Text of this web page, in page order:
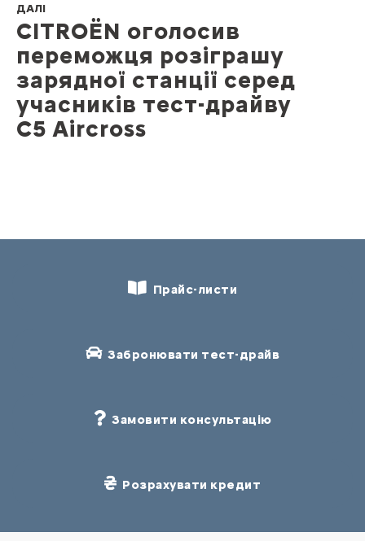
ДАЛІ
CITROËN оголосив
переможця розіграшу
зарядної станції серед
учасників тест-драйву
C5 Aircross
Прайс-листи
Забронювати тест-драйв
Замовити консультацію
Розрахувати кредит